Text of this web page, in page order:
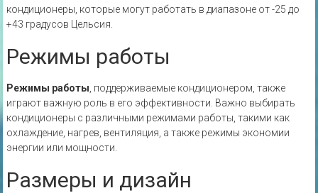
кондиционеры, которые могут работать в диапазоне от -25 до
+43 градусов Цельсия.
Режимы работы
Режимы работы , поддерживаемые кондиционером, также
играют важную роль в его эффективности. Важно выбирать
кондиционеры с различными режимами работы, такими как
охлаждение, нагрев, вентиляция, а также режимы экономии
энергии или мощности.
Размеры и дизайн